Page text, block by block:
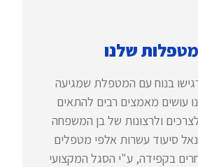
שלנו
בנוח עם המטפלת שמגיעה
עושים מאמצים רבים להתאים
ולרצונות של בן המשפחה
סיעוד עשרות אלפי מטפלים
בקפידה, ע"י הסגל המקצועי